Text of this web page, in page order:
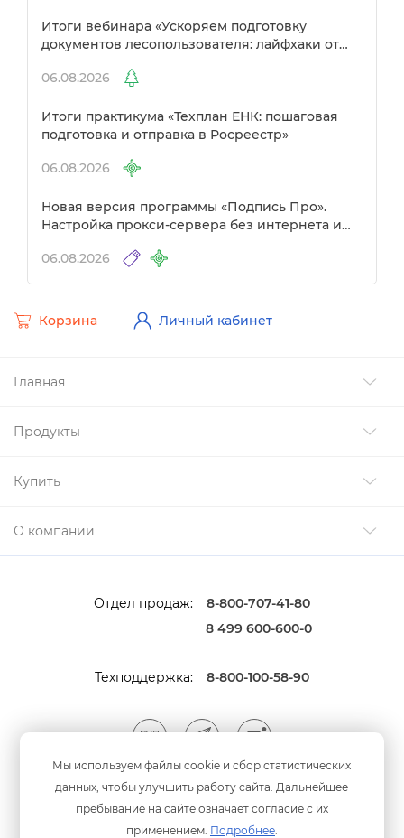
Мы используем файлы cookie и сбор статистических
данных, чтобы улучшить работу сайта. Дальнейшее
пребывание на сайте означает согласие с их
применением. Подробнее.
Итоги вебинара «Ускоряем подготовку
документов лесопользователя: лайфхаки от
06.08.2026
Итоги практикума «Техплан ЕНК: пошаговая
подготовка и отправка в Росреестр»
06.08.2026
Новая версия программы «Подпись Про».
Настройка прокси-сервера без интернета и
06.08.2026
Главная
Продукты
Купить
О компании
Корзина Личный кабинет
Отдел продаж:
8-800-707-41-80
8 499 600-600-0
Техподдержка: 8-800-100-58-90
Мы принимаем оплату
анковскими картами